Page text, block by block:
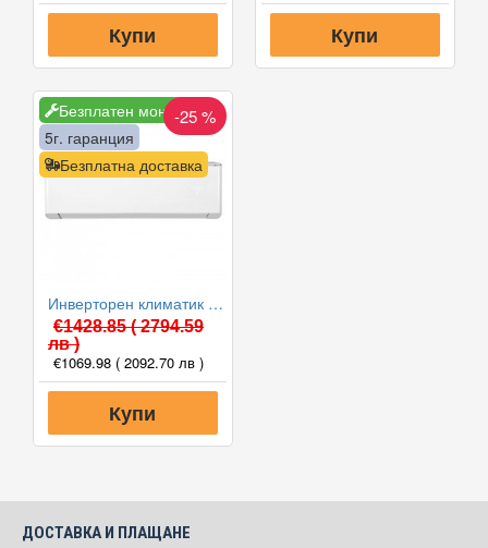
Купи Купи
Безплатен монтаж
Безплатна доставка
5г. гаранция
-25 %
Инверторен климатик Gree GWH09YD-S6DBA1-I/GWH09YD-S6DBA1-O AMBER NORDIC WiFi, 9000 BTU, Клас A+++
€1428.85( 2794.59
лв )
€1069.98 ( 2092.70 лв )
Купи
ДОСТАВКА И ПЛАЩАНЕ